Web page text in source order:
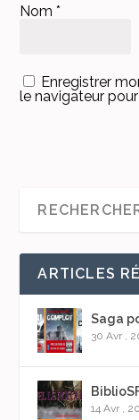
Nom*
Enregistrer
le navigateur
ARTICLES
Saga
30 Avr ,
14 Avr ,